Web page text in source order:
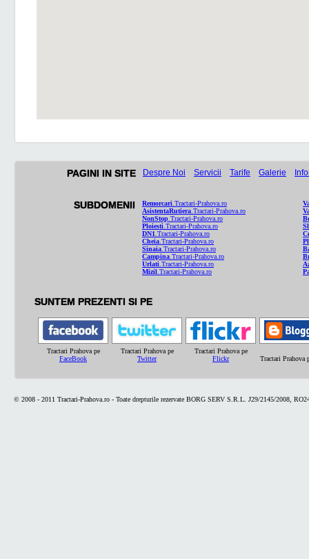
PAGINI IN SITE Despre Noi Servicii Tarife Galerie
SUBDOMENII Remorcari .Tractari-Prahova.ro
AsistentaRutiera .Tractari-Prahova.ro
NonStop .Tractari-Prahova.ro
Ploiesti .Tractari-Prahova.ro
DN1 .Tractari-Prahova.ro
Cheia .Tractari-Prahova.ro
Sinaia .Tractari-Prahova.ro
Campina .Tractari-Prahova.ro
Urlati .Tractari-Prahova.ro
Mizil .Tractari-Prahova.ro
SUNTEM PREZENTI SI PE
Tractari Prahova pe
FaceBook
Tractari Prahova pe
Twitter
Tractari Prahova pe
Flickr
Tractari Prahova
© 2008 - 2011 Tractari-Prahova.ro - Toate drepturile rezervate BORG SERV S.R.L. J29/2145/2008,